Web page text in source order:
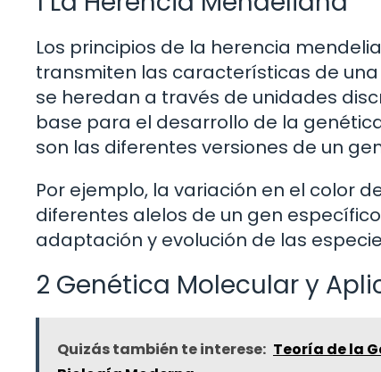
Los principios de la herencia
transmiten las características de
se heredan a través de unidades
base para el desarrollo de la
son las diferentes versiones de un
Por ejemplo, la variación en el color
diferentes alelos de un gen
adaptación y evolución de las
2 Genética Molecular y
Quizás también te interese: Teoría de la